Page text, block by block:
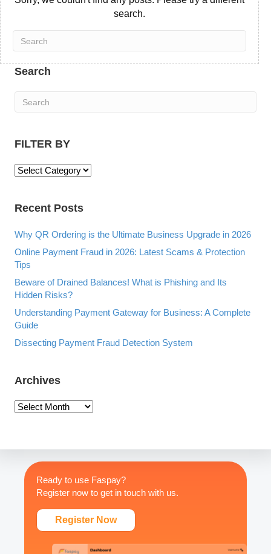
search.
Search
FILTER BY
F
T
R
B
Y
Recent Posts
Why QR Ordering is the Ultimate Business Upgrade in 2026
Online Payment Fraud in 2026: Latest Scams & Protection
Tips
Beware of Drained Balances! What is Phishing and Its
Hidden Risks?
Understanding Payment Gateway for Business: A Complete
Guide
Dissecting Payment Fraud Detection System
Archives
A
Ready to use Faspay?
Register now to get in touch with us.
Register Now